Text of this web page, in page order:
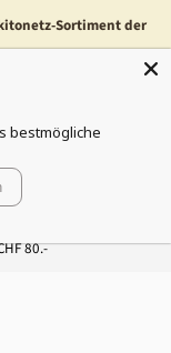
Sortiment der
80.-
bestmögliche